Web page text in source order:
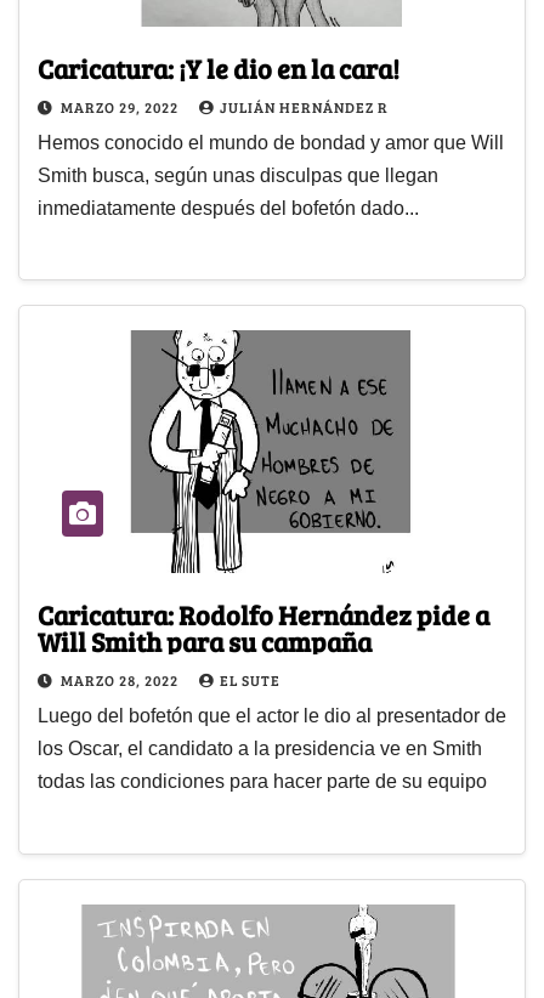
Caricatura: ¡Y le dio en la cara!
MARZO 29, 2022 JULIÁN HERNÁNDEZ R
Hemos conocido el mundo de bondad y amor que Will
Smith busca, según unas disculpas que llegan
inmediatamente después del bofetón dado...
Caricatura: Rodolfo Hernández pide a
Will Smith para su campaña
MARZO 28, 2022 EL SUTE
Luego del bofetón que el actor le dio al presentador de
los Oscar, el candidato a la presidencia ve en Smith
todas las condiciones para hacer parte de su equipo